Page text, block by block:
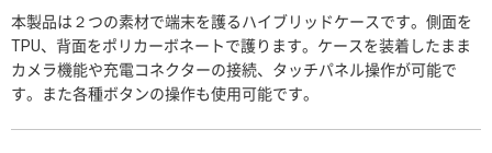
本製品は２つの素材で端末を護るハイブリッドケースです。側面を
TPU、背面をポリカーボネートで護ります。ケースを装着したまま
カメラ機能や充電コネクターの接続、タッチパネル操作が可能で
す。また各種ボタンの操作も使用可能です。